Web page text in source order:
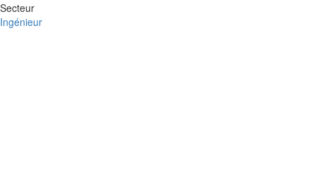
Secteur
Ingénieur